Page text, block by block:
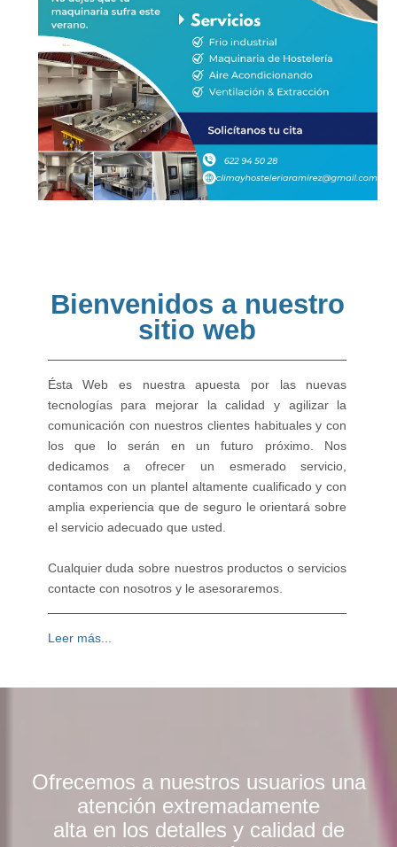
Bienvenidos a nuestro
sitio web
Ésta Web es nuestra apuesta por las nuevas
tecnologías para mejorar la calidad y agilizar la
comunicación con nuestros clientes habituales y con
los que lo serán en un futuro próximo. Nos
dedicamos a ofrecer un esmerado servicio,
contamos con un plantel altamente cualificado y con
amplia experiencia que de seguro le orientará sobre
el servicio adecuado que usted.
Cualquier duda sobre nuestros productos o servicios
contacte con nosotros y le asesoraremos.
Leer más...
Ofrecemos a nuestros usuarios una
atención extremadamente
alta en los detalles y calidad de